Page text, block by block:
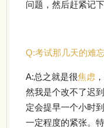
问题，然后赶紧记
Q:考试那几天的难
A:总之就是很焦虑
然我是个改不了迟
定会提早一个小时
一定程度的紧张。